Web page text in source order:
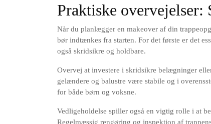
Praktiske overvejelser:
Når du planlægger en makeover af din
bør indtænkes fra starten. For det første er det
også skridsikre og holdbare.
Overvej at investere i skridsikre belægninger
gelændere og balustre være stabile og i
for både børn og voksne.
Vedligeholdelse spiller også en vigtig rolle i at
Regelmæssig rengøring og inspektion af